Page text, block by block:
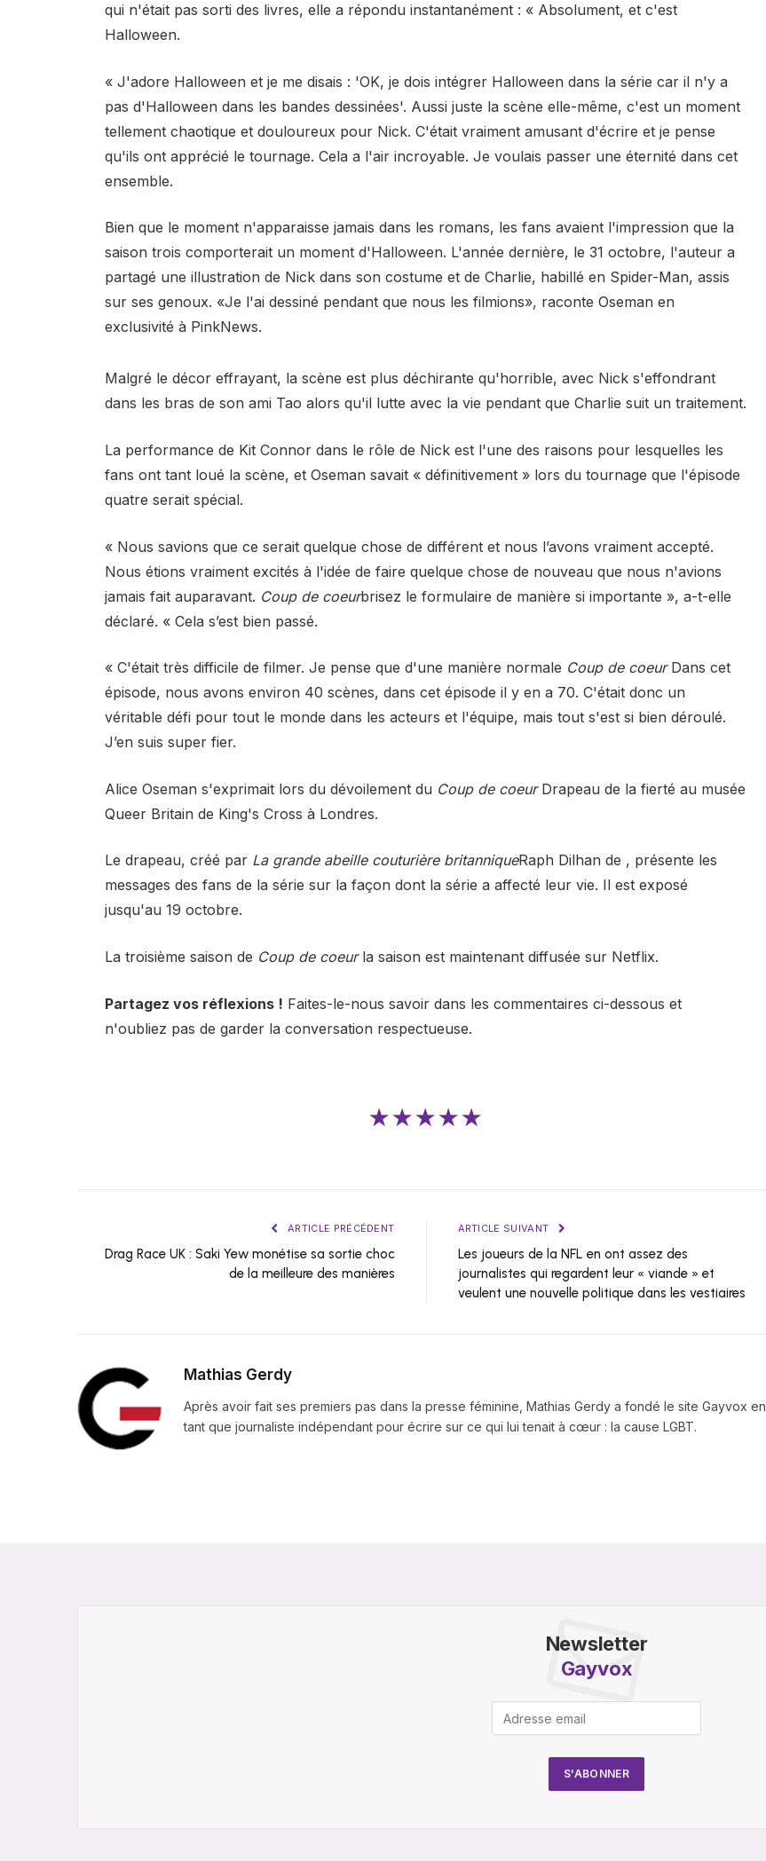
qui n'était pas sorti des livres, elle a répondu instantanément : « Absolument, et c'est
Halloween.
« J'adore Halloween et je me disais : 'OK, je dois intégrer Halloween dans la série car il n'y a
pas d'Halloween dans les bandes dessinées'. Aussi juste la scène elle-même, c'est un moment
tellement chaotique et douloureux pour Nick. C'était vraiment amusant d'écrire et je pense
qu'ils ont apprécié le tournage. Cela a l'air incroyable. Je voulais passer une éternité dans cet
ensemble.
Bien que le moment n'apparaisse jamais dans les romans, les fans avaient l'impression que la
saison trois comporterait un moment d'Halloween. L'année dernière, le 31 octobre, l'auteur a
partagé une illustration de Nick dans son costume et de Charlie, habillé en Spider-Man, assis
sur ses genoux. «Je l'ai dessiné pendant que nous les filmions», raconte Oseman en
exclusivité à PinkNews.
Malgré le décor effrayant, la scène est plus déchirante qu'horrible, avec Nick s'effondrant
dans les bras de son ami Tao alors qu'il lutte avec la vie pendant que Charlie suit un traitement.
La performance de Kit Connor dans le rôle de Nick est l'une des raisons pour lesquelles les
fans ont tant loué la scène, et Oseman savait « définitivement » lors du tournage que l'épisode
quatre serait spécial.
« Nous savions que ce serait quelque chose de différent et nous l’avons vraiment accepté.
Nous étions vraiment excités à l'idée de faire quelque chose de nouveau que nous n'avions
jamais fait auparavant. Coup de coeurbrisez le formulaire de manière si importante », a-t-elle
déclaré. « Cela s’est bien passé.
« C'était très difficile de filmer. Je pense que d'une manière normale Coup de coeurDans cet
épisode, nous avons environ 40 scènes, dans cet épisode il y en a 70. C'était donc un
véritable défi pour tout le monde dans les acteurs et l'équipe, mais tout s'est si bien déroulé.
J’en suis super fier.
Alice Oseman s'exprimait lors du dévoilement du Coup de coeurDrapeau de la fierté au musée
Queer Britain de King's Cross à Londres.
Le drapeau, créé par La grande abeille couturière britanniqueRaph Dilhan de , présente les
messages des fans de la série sur la façon dont la série a affecté leur vie. Il est exposé
jusqu'au 19 octobre.
La troisième saison de Coup de coeurla saison est maintenant diffusée sur Netflix.
Partagez vos réflexions ! Faites-le-nous savoir dans les commentaires ci-dessous et
n'oubliez pas de garder la conversation respectueuse.
★★★★★
ARTICLE PRÉCÉDENT
Drag Race UK : Saki Yew monétise sa sortie choc
de la meilleure des manières
ARTICLE SUIVANT
Les joueurs de la NFL en ont assez des
journalistes qui regardent leur « viande » et
veulent une nouvelle politique dans les vestiaires
Mathias Gerdy
Après avoir fait ses premiers pas dans la presse féminine, Mathias Gerdy a fondé le site Gayvox en
tant que journaliste indépendant pour écrire sur ce qui lui tenait à cœur : la cause LGBT.
Newsletter
Gayvox